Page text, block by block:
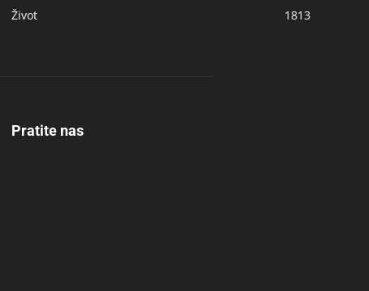
Život
1813
Pratite nas